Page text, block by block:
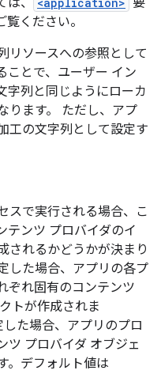
、
要
覧ください。
リソースへの参照として
ことで、ユーザー イン
字列と同じようにローカ
ります。 ただし、アプ
工の文字列として設定す
スで実行される場合、こ
テンツ プロバイダのイ
されるかどうかが決まり
した場合、アプリの各プ
ぞれ固有のコンテンツ
トが作成されま
した場合、アプリのプロ
ツ プロバイダ オブジェ
。デフォルト値は